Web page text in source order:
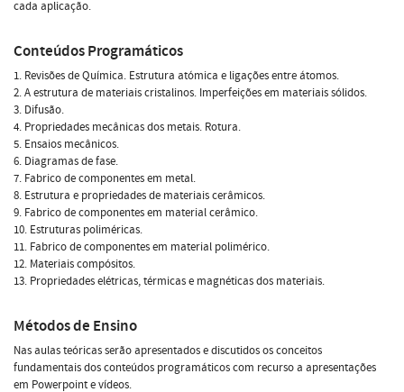
cada aplicação.
Conteúdos Programáticos
1. Revisões de Química. Estrutura atómica e ligações entre átomos.
2. A estrutura de materiais cristalinos. Imperfeições em materiais sólidos.
3. Difusão.
4. Propriedades mecânicas dos metais. Rotura.
5. Ensaios mecânicos.
6. Diagramas de fase.
7. Fabrico de componentes em metal.
8. Estrutura e propriedades de materiais cerâmicos.
9. Fabrico de componentes em material cerâmico.
10. Estruturas poliméricas.
11. Fabrico de componentes em material polimérico.
12. Materiais compósitos.
13. Propriedades elétricas, térmicas e magnéticas dos materiais.
Métodos de Ensino
Nas aulas teóricas serão apresentados e discutidos os conceitos
fundamentais dos conteúdos programáticos com recurso a apresentações
em Powerpoint e vídeos.